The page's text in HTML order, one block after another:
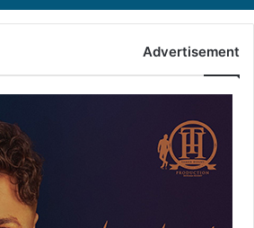
Advertisement